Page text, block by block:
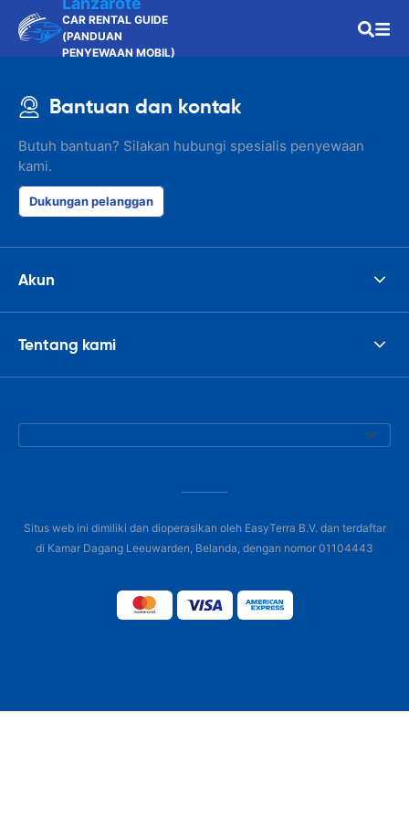
CAR RENTAL GUIDE
(PANDUAN
PENYEWAAN MOBIL)
Bantuan dan kontak
Butuh bantuan? Silakan hubungi spesialis penyewaan
kami.
Dukungan pelanggan
Akun
Tentang kami
Situs web ini dimiliki dan dioperasikan oleh EasyTerra B.V. dan terdaftar
di Kamar Dagang Leeuwarden, Belanda, dengan nomor 01104443